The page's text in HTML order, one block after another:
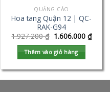
QUẢNG CÁO
Hoa tang Quận 12 | QC-
RAK-G94
1.927.200₫ 1.606.000 ₫
Thêm vào giỏ hàng